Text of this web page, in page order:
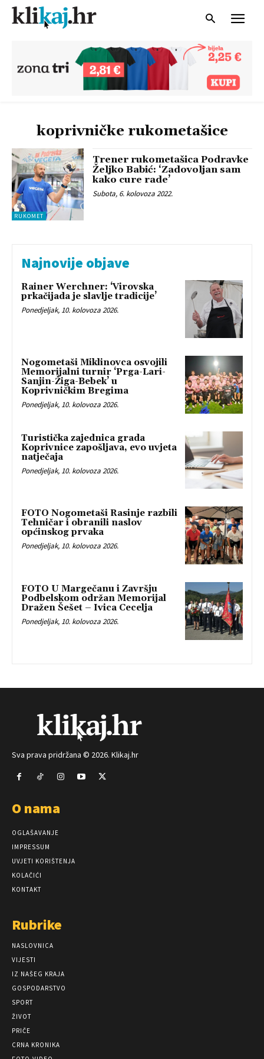
koprivničke rukometašice
RUKOMET
Trener rukometašica Podravke
Željko Babić: ‘Zadovoljan sam
kako cure rade’
Subota, 6. kolovoza 2022.
Najnovije objave
Rainer Werchner: ‘Virovska
prkačijada je slavlje tradicije’
Ponedjeljak, 10. kolovoza 2026.
Nogometaši Miklinovca osvojili
Memorijalni turnir ‘Prga-Lari-
Sanjin-Žiga-Bebek’ u
Koprivničkim Bregima
Ponedjeljak, 10. kolovoza 2026.
Turistička zajednica grada
Koprivnice zapošljava, evo uvjeta
natječaja
Ponedjeljak, 10. kolovoza 2026.
FOTO Nogometaši Rasinje razbili
Tehničar i obranili naslov
općinskog prvaka
Ponedjeljak, 10. kolovoza 2026.
FOTO U Margečanu i Završju
Podbelskom održan Memorijal
Dražen Šešet – Ivica Cecelja
Ponedjeljak, 10. kolovoza 2026.
Sva prava pridržana © 2026. Klikaj.hr
O nama
OGLAŠAVANJE
IMPRESSUM
UVJETI KORIŠTENJA
KOLAČIĆI
KONTAKT
Rubrike
NASLOVNICA
VIJESTI
IZ NAŠEG KRAJA
GOSPODARSTVO
SPORT
ŽIVOT
PRIČE
CRNA KRONIKA